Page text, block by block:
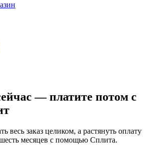
—платите потом c
весь заказ целиком, а растянуть оплату
месяцев с помощью Сплита.